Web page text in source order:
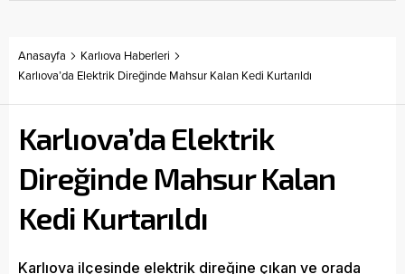
Anasayfa
Karlıova Haberleri
Karlıova’da Elektrik Direğinde Mahsur Kalan Kedi Kurtarıldı
Karlıova’da Elektrik
Direğinde Mahsur Kalan
Kedi Kurtarıldı
Karlıova ilçesinde elektrik direğine çıkan ve orada